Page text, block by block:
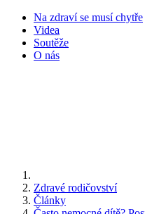
Na zdraví se musí chytře
Videa
Soutěže
O nás
Zdravé rodičovství
Články